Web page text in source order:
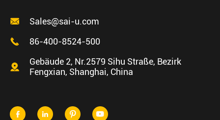

Sales@sai-u.com

86-400-8524-500

Gebäude 2, Nr.2579 Sihu Straße, Bezirk
Fengxian, Shanghai, China
   